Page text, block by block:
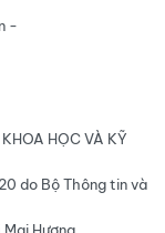
-
HỌC VÀ KỸ
do Bộ Thông tin và
Hương